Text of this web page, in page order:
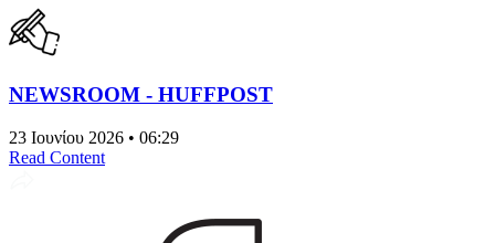
NEWSROOM - HUFFPOST
23 Ιουνίου 2026 • 06:29
Read Content